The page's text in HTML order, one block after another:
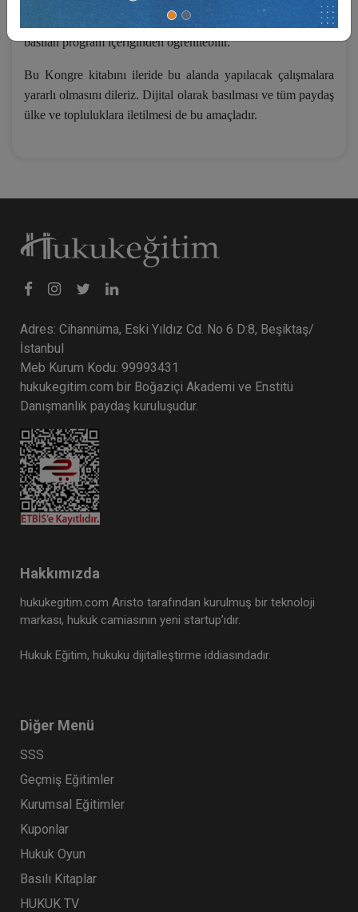
Kongre’de başka bildiriler de sunulmuştur. Bunlar bu kitapta
basılan program içeriğinden öğrenilebilir.
Bu Kongre kitabını ileride bu alanda yapılacak çalışmalara
yararlı olmasını dileriz. Dijital olarak basılması ve tüm paydaş
ülke ve topluluklara iletilmesi de bu amaçladır.
Adres: Cihannüma, Eski Yıldız Cd. No 6 D:8, Beşiktaş/
İstanbul
Meb Kurum Kodu: 99993431
hukukegitim.com bir Boğaziçi Akademi ve Enstitü
Danışmanlık paydaş kuruluşudur.
Hakkımızda
hukukegitim.com Aristo tarafından kurulmuş bir teknoloji
markası, hukuk camiasının yeni startup’ıdır.
Hukuk Eğitim, hukuku dijitalleştirme iddiasındadır.
Diğer Menü
SSS
Geçmiş Eğitimler
Kurumsal Eğitimler
Kuponlar
Hukuk Oyun
Basılı Kitaplar
HUKUK TV